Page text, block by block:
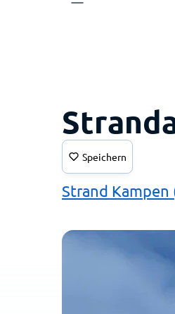
Speichern
Strand Kampen